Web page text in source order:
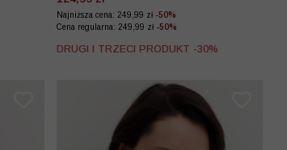
Najniższa cena: 249,99 zł -50%
Cena regularna: 249,99 zł -50%
DRUGI I TRZECI PRODUKT -30%